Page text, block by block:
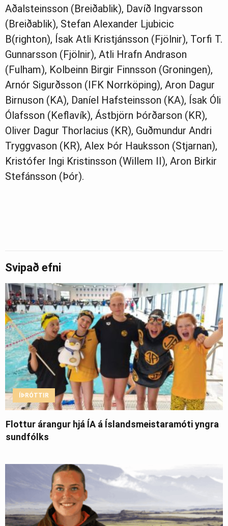
Aðalsteinsson (Breiðablik), Davíð Ingvarsson
(Breiðablik), Stefan Alexander Ljubicic
B(righton), Ísak Atli Kristjánsson (Fjölnir), Torfi T.
Gunnarsson (Fjölnir), Atli Hrafn Andrason
(Fulham), Kolbeinn Birgir Finnsson (Groningen),
Arnór Sigurðsson (IFK Norrköping), Aron Dagur
Birnuson (KA), Daníel Hafsteinsson (KA), Ísak Óli
Ólafsson (Keflavík), Ástbjörn Þórðarson (KR),
Oliver Dagur Thorlacius (KR), Guðmundur Andri
Tryggvason (KR), Alex Þór Hauksson (Stjarnan),
Kristófer Ingi Kristinsson (Willem II), Aron Birkir
Stefánsson (Þór).
Svipað efni
ÍÞRÓTTIR
Flottur árangur hjá ÍA á Íslandsmeistaramóti yngra
sundfólks